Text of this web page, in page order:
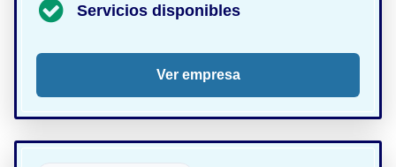
Servicios disponibles
Ver empresa